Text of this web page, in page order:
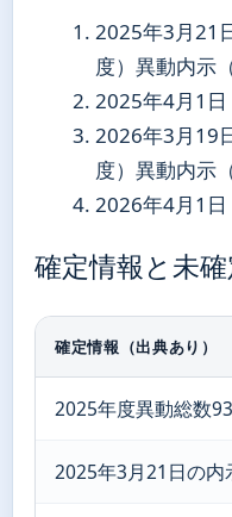
2025年3月21
度）異動内示
2025年4月1日
2026年3月19
度）異動内示
2026年4月1日
確定情報と未
確定情報（出典あり）
2025年度異動総数
2025年3月21日の内